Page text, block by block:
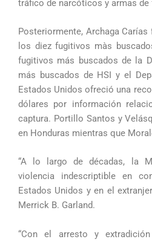
tráfico de narcóticos y armas de
Posteriormente, Archaga
los diez fugitivos màs
fugitivos más buscados de la
más buscados de HSI y el
Estados Unidos ofreció una
dólares por información
captura. Portillo Santos y
en Honduras mientras que
“A lo largo de décadas, la
violencia indescriptible en
Estados Unidos y en el
Merrick B. Garland.
“Con el arresto y